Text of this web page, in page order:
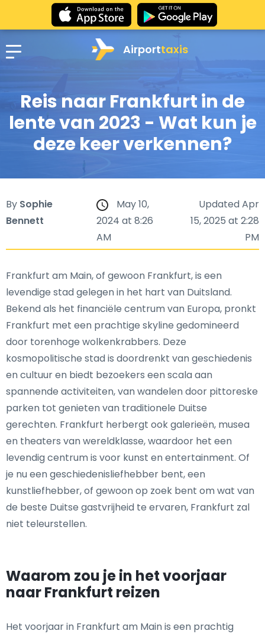
Airporttaxis
Reis naar Frankfurt in de
lente van 2023 - Wat kun je
deze keer verkennen?
By Sophie
Bennett
May 10,
2024 at 8:26
AM
Updated Apr
15, 2025 at 2:28
PM
Frankfurt am Main, of gewoon Frankfurt, is een
levendige stad gelegen in het hart van Duitsland.
Bekend als het financiële centrum van Europa, pronkt
Frankfurt met een prachtige skyline gedomineerd
door torenhoge wolkenkrabbers. Deze
kosmopolitische stad is doordrenkt van geschiedenis
en cultuur en biedt bezoekers een scala aan
spannende activiteiten, van wandelen door pittoreske
parken tot genieten van traditionele Duitse
gerechten. Frankfurt herbergt ook galerieën, musea
en theaters van wereldklasse, waardoor het een
levendig centrum is voor kunst en entertainment. Of
je nu een geschiedenisliefhebber bent, een
kunstliefhebber, of gewoon op zoek bent om wat van
de beste Duitse gastvrijheid te ervaren, Frankfurt zal
niet teleurstellen.
Waarom zou je in het voorjaar
naar Frankfurt reizen
Het voorjaar in Frankfurt am Main is een prachtig